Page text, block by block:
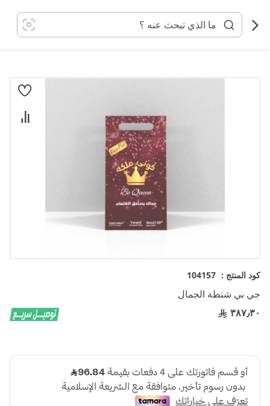
المحتوى
كود المنتج : 104157
جي بي شنطة الجمال
٣٨٧٫٣٠
انتقل
تخطي
بداية
معرض